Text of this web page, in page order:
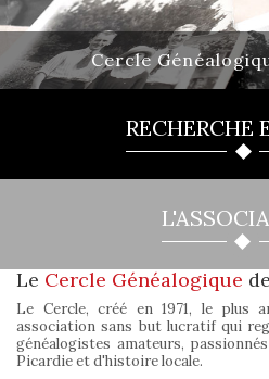
Cercle
RECHERCHE
Le Cercle Généalogique
Le Cercle, créé en 1971, le plus
association sans but lucratif qui
généalogistes amateurs,
Picardie et d'histoire locale.